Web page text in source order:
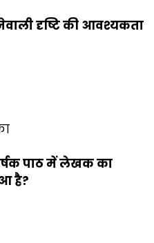
दृष्टि की आवश्यकता
पाठ में लेखक का
है?